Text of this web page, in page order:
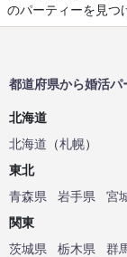
のパーティーを見つ
都道府県から婚活パ
北海道
北海道 （札幌）
東北
青森県
岩手県 宮
関東
茨城県
栃木県 群